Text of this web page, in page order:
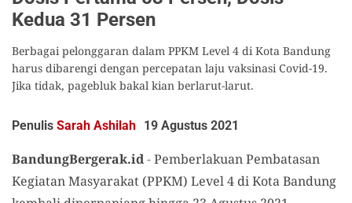
Kedua 31 Persen
Berbagai pelonggaran dalam PPKM Level 4 di Kota Bandung
harus dibarengi dengan percepatan laju vaksinasi Covid-19.
Jika tidak, pagebluk bakal kian berlarut-larut.
Penulis Sarah Ashilah 19 Agustus 2021
BandungBergerak.id-Pemberlakuan Pembatasan
Kegiatan Masyarakat (PPKM) Level 4 di Kota Bandung